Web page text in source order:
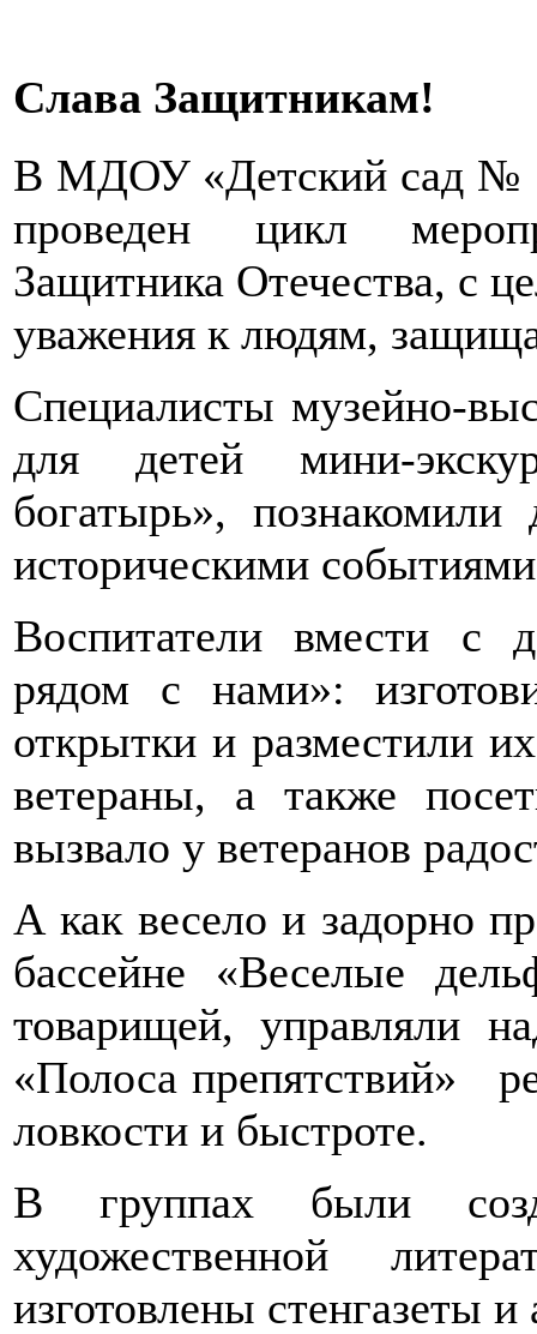
Слава Защитникам!
В МДОУ «Детский сад №
проведен цикл
Защитника Отечества, с
уважения к людям,
Специалисты музейно-
для детей мини-
богатырь»,
историческими
Воспитатели вмести с
рядом с нами»:
открытки и разместили
ветераны, а также
вызвало у ветеранов
А как весело и задорно
бассейне «Веселые
товарищей, управляли
«Полоса препятствий»
ловкости и быстроте.
В группах были
художественной
изготовлены стенгазеты